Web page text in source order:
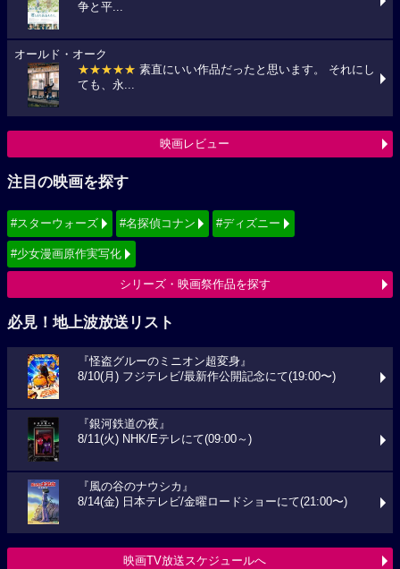
争と平...
オールド・オーク
★★★★★ 素直にいい作品だったと思います。 それにし
ても、永...
映画レビュー
注目の映画を探す
#スターウォーズ #名探偵コナン #ディズニー
#少女漫画原作実写化
シリーズ・映画祭作品を探す
必見！地上波放送リスト
『怪盗グルーのミニオン超変身』
8/10(月) フジテレビ/最新作公開記念にて(19:00〜)
『銀河鉄道の夜』
8/11(火) NHK/Eテレにて(09:00～)
『風の谷のナウシカ』
8/14(金) 日本テレビ/金曜ロードショーにて(21:00〜)
映画TV放送スケジュールへ